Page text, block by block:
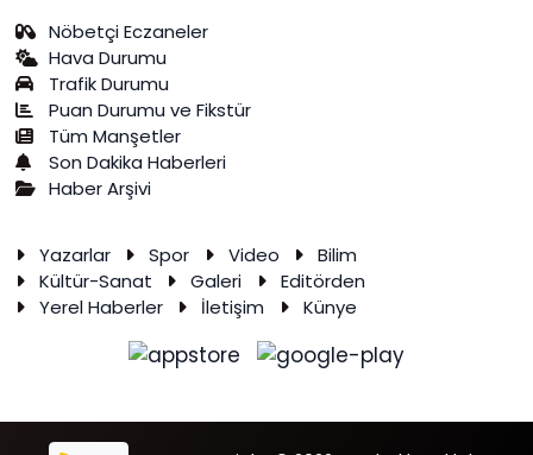
Nöbetçi Eczaneler
Hava Durumu
Trafik Durumu
Puan Durumu ve Fikstür
Tüm Manşetler
Son Dakika Haberleri
Haber Arşivi
Yazarlar Spor Video
Bilim
Kültür-Sanat
Galeri
Editörden
Yerel Haberler
İletişim Künye